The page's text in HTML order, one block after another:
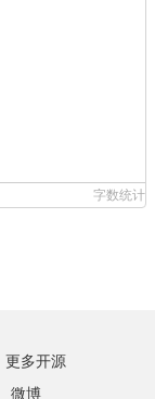
字数统计
更多开源
微博